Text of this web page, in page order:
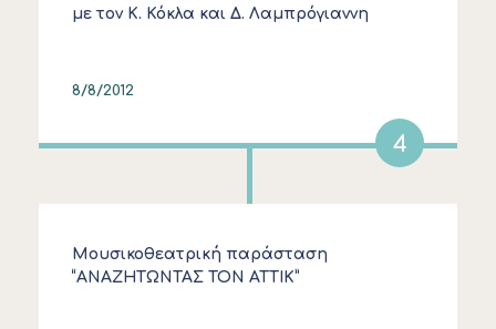
με τον Κ. Κόκλα και Δ. Λαμπρόγιαννη
8/8/2012
4
Μουσικοθεατρική παράσταση
“ΑΝΑΖΗΤΩΝΤΑΣ ΤΟΝ ΑΤΤΙΚ”